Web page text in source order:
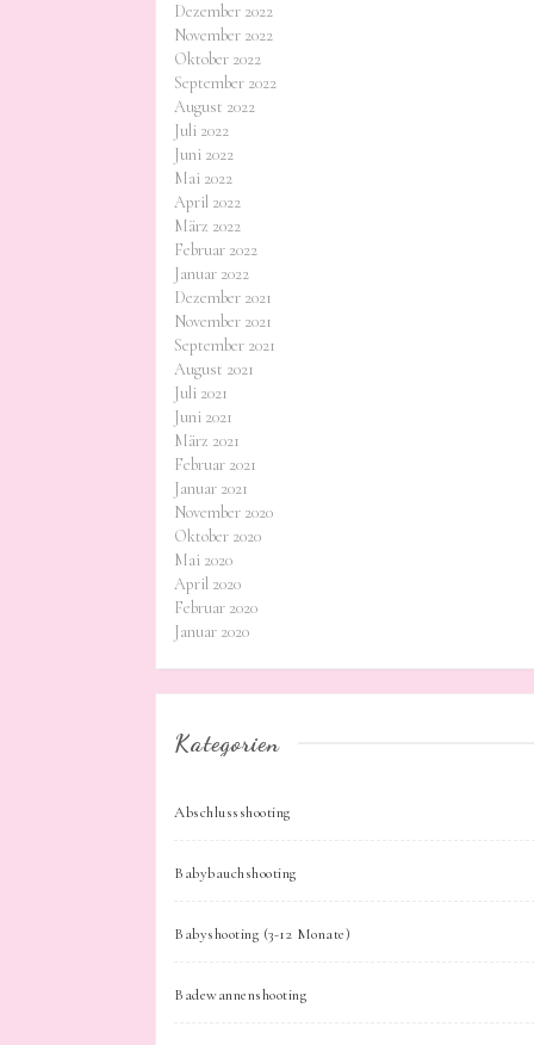
Dezember 2022
November 2022
Oktober 2022
September 2022
August 2022
Juli 2022
Juni 2022
Mai 2022
April 2022
März 2022
Februar 2022
Januar 2022
Dezember 2021
November 2021
September 2021
August 2021
Juli 2021
Juni 2021
März 2021
Februar 2021
Januar 2021
November 2020
Oktober 2020
Mai 2020
April 2020
Februar 2020
Januar 2020
Kategorien
Abschlussshooting
Babybauchshooting
Babyshooting (3-12 Monate)
Badewannenshooting